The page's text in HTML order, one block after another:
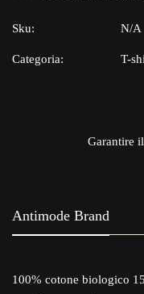
Sku: N/A
Categoria: T-
Garantire
Antimode Brand
100% cotone biologico